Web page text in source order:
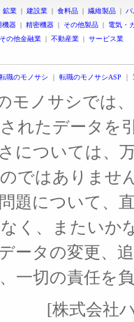
鉱業 | 建設業 | 食料品 | 繊維製品 |
機器 | 精密機器 | その他製品 | 電気・
その他金融業 | 不動産業 | サービス業
職のモノサシ ｜ 転職のモノサシASP ｜
モノサシでは
れたデータを
については、
ではありませ
題について、
く、またいか
ータの変更、
一切の責任を
[株式会社